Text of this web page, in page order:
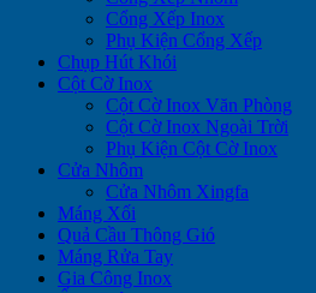
Cổng Xếp Inox
Phụ Kiện Cổng Xếp
Chụp Hút Khói
Cột Cờ Inox
Cột Cờ Inox Văn Phòng
Cột Cờ Inox Ngoài Trời
Phụ Kiện Cột Cờ Inox
Cửa Nhôm
Cửa Nhôm Xingfa
Máng Xối
Quả Cầu Thông Gió
Máng Rửa Tay
Gia Công Inox